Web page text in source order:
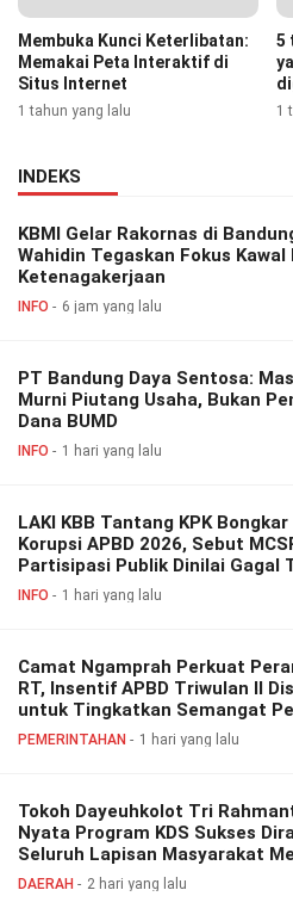
Membuka Kunci Keterlibatan:
Memakai Peta Interaktif di
Situs Internet
1 tahun yang lalu
5
1
INDEKS
KBMI Gelar Rakornas di
Wahidin Tegaskan Fokus Kawal
Ketenagakerjaan
INFO 6 jam yang lalu
PT Bandung Daya Sentosa:
Murni Piutang Usaha, Bukan
Dana BUMD
INFO 1 hari yang lalu
LAKI KBB Tantang KPK
Korupsi APBD 2026, Sebut
Partisipasi Publik Dinilai Gagal
INFO 1 hari yang lalu
Camat Ngamprah Perkuat
RT, Insentif APBD Triwulan II
untuk Tingkatkan Semangat
Masyarakat
PEMERINTAHAN 1 hari yang lalu
Tokoh Dayeuhkolot Tri
Nyata Program KDS Sukses
Seluruh Lapisan Masyarakat
Sampai Pelosok.
DAERAH 2 hari yang lalu